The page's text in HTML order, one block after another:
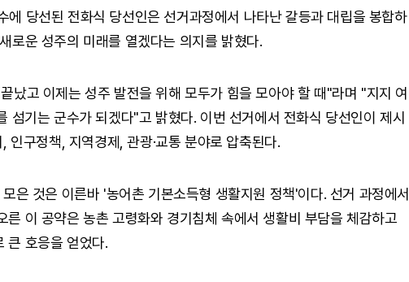
에 당선된 전화식 당선인은 선거과정에서 나타난 갈등과 대립을 봉합하
로운 성주의 미래를 열겠다는 의지를 밝혔다.
났고 이제는 성주 발전을 위해 모두가 힘을 모아야 할 때"라며 "지지 여
섬기는 군수가 되겠다"고 밝혔다. 이번 선거에서 전화식 당선인이 제시
인구정책, 지역경제, 관광·교통 분야로 압축된다.
은 것은 이른바 '농어촌 기본소득형 생활지원 정책'이다. 선거 과정에서
른 이 공약은 농촌 고령화와 경기침체 속에서 생활비 부담을 체감하고
큰 호응을 얻었다.